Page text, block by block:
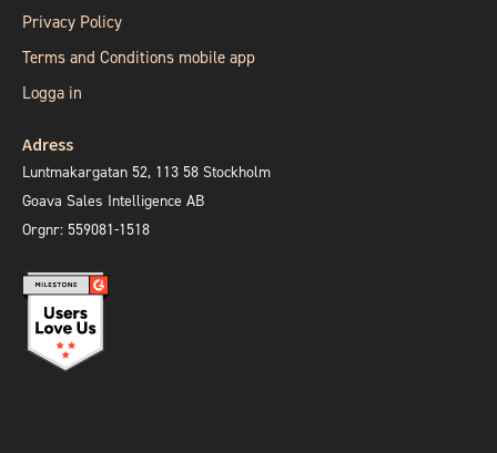
Privacy Policy
Terms and Conditions mobile app
Logga in
Adress
Luntmakargatan 52, 113 58 Stockholm
Goava Sales Intelligence AB
Orgnr: 559081-1518